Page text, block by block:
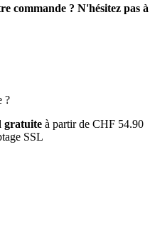
commande ? N'hésitez pas à
?
gratuite à partir de CHF 54.90
SSL